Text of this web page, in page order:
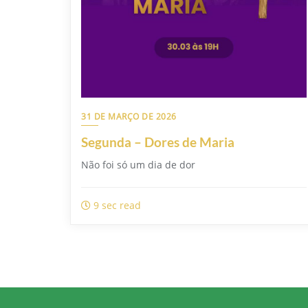
31 DE MARÇO DE 2026
Segunda – Dores de Maria
Não foi só um dia de dor
9 sec read